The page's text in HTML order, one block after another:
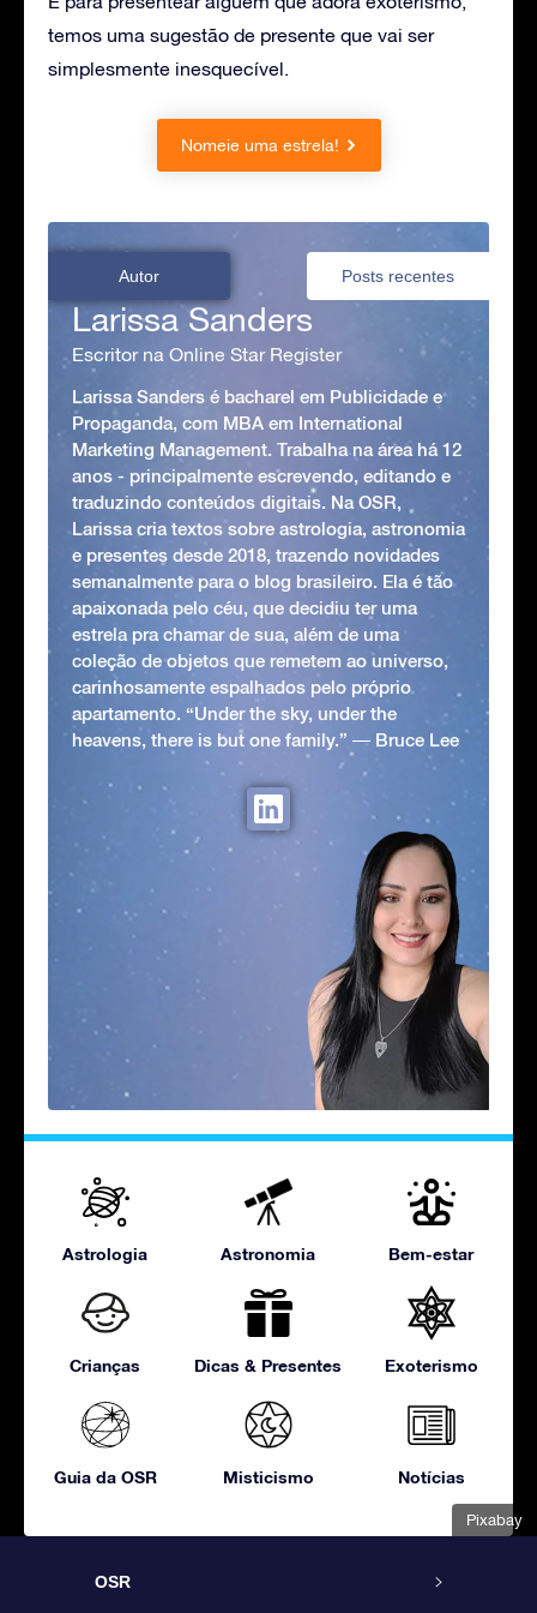
Pixabay
temos uma sugestão de presente que vai ser
simplesmente inesquecível.
Nomeie uma estrela!
Autor Posts recentes
Larissa Sanders
Escritor na Online Star Register
Larissa Sanders é bacharel em Publicidade e
Propaganda, com MBA em International
Marketing Management. Trabalha na área há 12
anos - principalmente escrevendo, editando e
traduzindo conteúdos digitais. Na OSR,
Larissa cria textos sobre astrologia, astronomia
e presentes desde 2018, trazendo novidades
semanalmente para o blog brasileiro. Ela é tão
apaixonada pelo céu, que decidiu ter uma
estrela pra chamar de sua, além de uma
coleção de objetos que remetem ao universo,
carinhosamente espalhados pelo próprio
apartamento. “Under the sky, under the
heavens, there is but one family.” ― Bruce Lee
Astrologia Astronomia Bem-estar
Crianças Dicas & Presentes Exoterismo
Guia da OSR Misticismo Notícias
OSR